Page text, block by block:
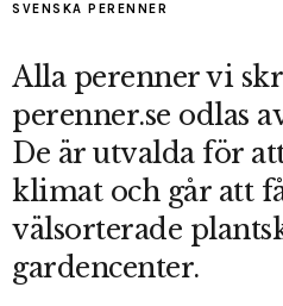
SVENSKA PERENNER
Alla perenner vi
perenner.se odlas
De är utvalda för
klimat och går att
välsorterade
gardencenter.